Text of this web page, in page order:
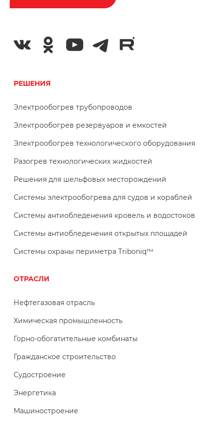
РЕШЕНИЯ
Электрообогрев трубопроводов
Электрообогрев резервуаров и емкостей
Электрообогрев технологического оборудования
Разогрев технологических жидкостей
Решения для шельфовых месторождений
Системы электрообогрева для судов и кораблей
Системы антиобледенения кровель и водостоков
Системы антиобледенения открытых площадей
Системы охраны периметра Triboniq™
ОТРАСЛИ
Нефтегазовая отрасль
Химическая промышленность
Горно-обогатительные комбинаты
Гражданское строительство
Судостроение
Энергетика
Машиностроение